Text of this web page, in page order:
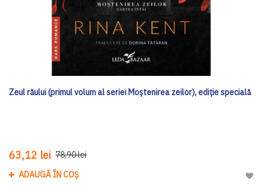
Zeul răului (primul volum al seriei Moștenirea zeilor), ediţie specială
63,12 lei 78,90 lei
ADAUGĂ ÎN COȘ